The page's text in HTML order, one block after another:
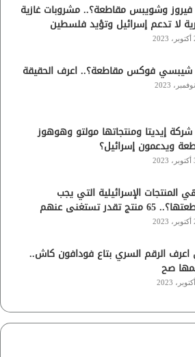
وشويبس مقاطعة؟.. مشروبات غازية
لا تدعم إسرائيل وتؤيد فلسطين
فوكس مقاطعة؟.. اعرف الحقيقة
إيديتا ومنتجاتها مولتو وهوهوز
ويدعمون إسرائيل؟
المنتجات الإسرائيلية التي يجب
منتج تقدر تستغنى عنهم
اعرف الرقم السري بتاع فودافون كاش..
صح